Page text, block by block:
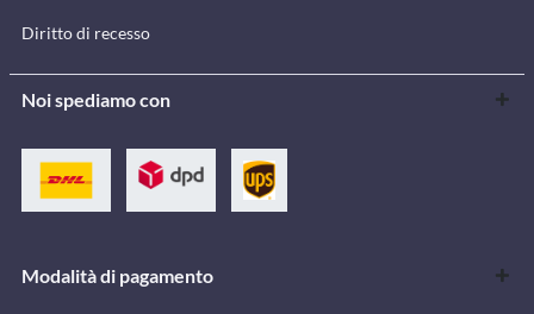
Diritto di recesso
Noi spediamo con
Modalità di pagamento